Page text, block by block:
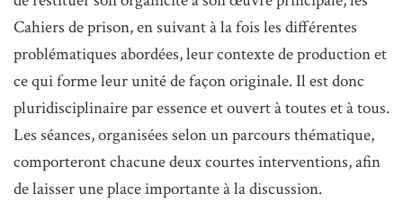
Cahiers de prison, en suivant à la fois les différentes
problématiques abordées, leur contexte de production et
ce qui forme leur unité de façon originale. Il est donc
pluridisciplinaire par essence et ouvert à toutes et à tous.
Les séances, organisées selon un parcours thématique,
comporteront chacune deux courtes interventions, afin
de laisser une place importante à la discussion.